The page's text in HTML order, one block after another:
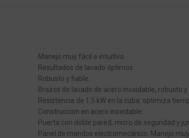
Manejo muy fácil e intuitivo.
Resultados de lavado óptimos.
Robusto y fiable.
Brazos de lavado de acero inoxidable, robusto
Resistencia de 1.5 kW en la cuba: optimiza
Construcción en acero inoxidable.
Puerta con doble pared, micro de seguridad y
Panel de mandos electromecánico. Manejo muy